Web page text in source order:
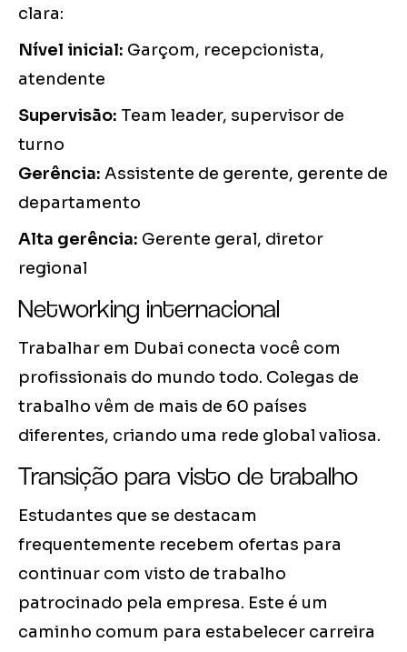
clara:
Nível inicial: Garçom, recepcionista,
atendente
Supervisão: Team leader, supervisor de
turno
Gerência: Assistente de gerente, gerente de
departamento
Alta gerência: Gerente geral, diretor
regional
Networking internacional
Trabalhar em Dubai conecta você com
profissionais do mundo todo. Colegas de
trabalho vêm de mais de 60 países
diferentes, criando uma rede global valiosa.
Transição para visto de trabalho
Estudantes que se destacam
frequentemente recebem ofertas para
continuar com visto de trabalho
patrocinado pela empresa. Este é um
caminho comum para estabelecer carreira